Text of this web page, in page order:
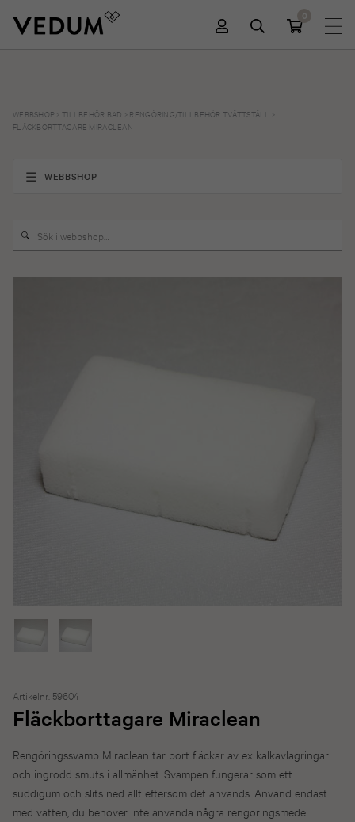
0
WEBBSHOP >TILLBEHÖR BAD RENGÖRING/TILLBEHÖR TVÄTTSTÄLL
FLÄCKBORTTAGARE MIRACLEAN
WEBBSHOP
Artikelnr. 59604
Fläckborttagare Miraclean
Rengöringssvamp Miraclean tar bort fläckar av ex kalkavlagringar
och ingrodd smuts i allmänhet. Svampen fungerar som ett
suddigum och slits ned allt eftersom det används. Använd endast
med vatten, du behöver inte använda några rengöringsmedel.